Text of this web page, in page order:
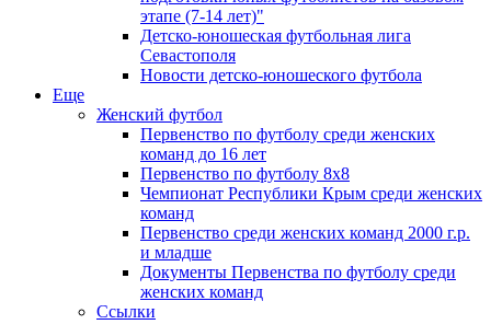
этапе (7-14 лет)"
Детско-юношеская футбольная лига
Севастополя
Новости детско-юношеского футбола
Еще
Женский футбол
Первенство по футболу среди женских
команд до 16 лет
Первенство по футболу 8х8
Чемпионат Республики Крым среди женских
команд
Первенство среди женских команд 2000 г.р.
и младше
Документы Первенства по футболу среди
женских команд
Ссылки